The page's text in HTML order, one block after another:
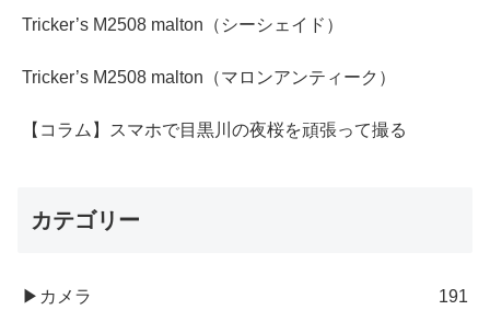
Tricker’s M2508 malton（シーシェイド）
Tricker’s M2508 malton（マロンアンティーク）
【コラム】スマホで目黒川の夜桜を頑張って撮る
カテゴリー
▶カメラ 191